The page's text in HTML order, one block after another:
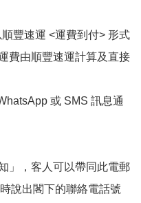
豐速運 <運費到付> 形式
費由順豐速運計算及直接
或 SMS 訊息通
」，客人可以帶同此電郵
說出閣下的聯絡電話號